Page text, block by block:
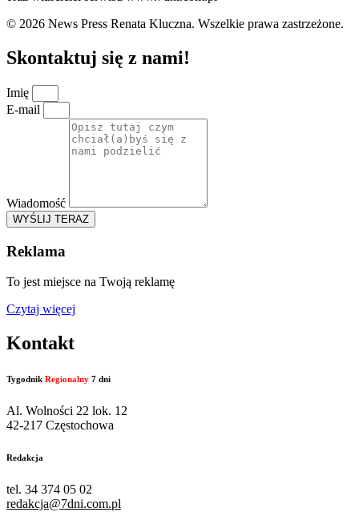
© 2026 News Press Renata Kluczna. Wszelkie prawa zastrzeżone.
Skontaktuj się z nami!
Imię
E-mail
Wiadomość
WYŚLIJ TERAZ
Reklama
To jest miejsce na Twoją reklamę
Czytaj więcej
Kontakt
Tygodnik Regionalny 7 dni
Al. Wolności 22 lok. 12
42-217 Częstochowa
Redakcja
tel. 34 374 05 02
redakcja@7dni.com.pl